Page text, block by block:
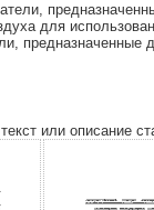
для
или описание